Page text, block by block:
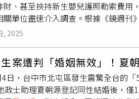
假結婚之可能性，於是將此事告知黃
杜女妹妹因故要前往臺北市，仝男
義戶政申請辦理結婚之戶籍登記。起
，更說「杜女是我家人安排的童養媳
些下人的工作，洗衣、做飯等等」。
財、甚至挾持新生嬰兒護照勒索費用
關單位盡速介入調查。根據《鏡週刊
胎，經媒體報導後迅速聲名大噪。
孕。但《鏡週刊》近期接獲多起投
人血汗錢。投訴人A先生與太太歷經
慧合作前往哈薩克，期間也付出逾40
。後來他們改為直接匯款給醫院，吳
素慧是因拖欠外籍仲介款項，才藉扣
, 2025
案遭判「婚姻無效」！
日，台中市北屯區發生震驚全台的
政士助理夏朝源登記同性結婚後，